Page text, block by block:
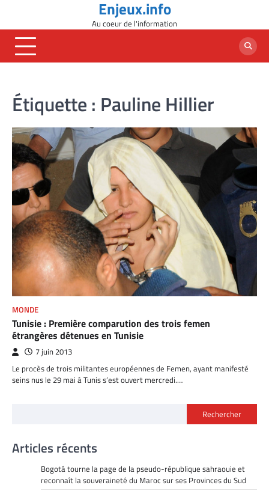
content
Enjeux.info
Au coeur de l'information
Étiquette : Pauline Hillier
MONDE
Tunisie : Première comparution des trois femen
étrangères détenues en Tunisie
7 juin 2013
Le procès de trois militantes européennes de Femen, ayant manifesté
seins nus le 29 mai à Tunis s’est ouvert mercredi.…
Rechercher
Articles récents
Bogotá tourne la page de la pseudo-république sahraouie et
reconnaît la souveraineté du Maroc sur ses Provinces du Sud